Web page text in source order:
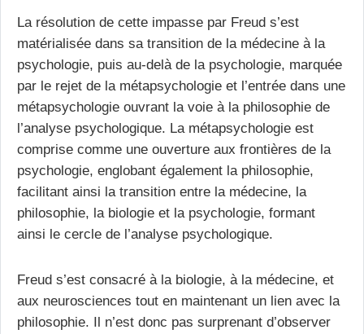
La résolution de cette impasse par Freud s’est
matérialisée dans sa transition de la médecine à la
psychologie, puis au-delà de la psychologie, marquée
par le rejet de la métapsychologie et l’entrée dans une
métapsychologie ouvrant la voie à la philosophie de
l’analyse psychologique. La métapsychologie est
comprise comme une ouverture aux frontières de la
psychologie, englobant également la philosophie,
facilitant ainsi la transition entre la médecine, la
philosophie, la biologie et la psychologie, formant
ainsi le cercle de l’analyse psychologique.
Freud s’est consacré à la biologie, à la médecine, et
aux neurosciences tout en maintenant un lien avec la
philosophie. Il n’est donc pas surprenant d’observer